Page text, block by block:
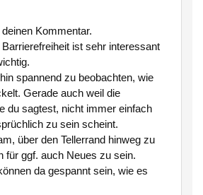
Kommentar.
ist sehr interessant
spannend zu beobachten, wie
Gerade auch weil die
du sagtest, nicht immer einfach
zu sein scheint.
über den Tellerrand hinweg zu
für ggf. auch Neues zu sein.
da gespannt sein, wie es